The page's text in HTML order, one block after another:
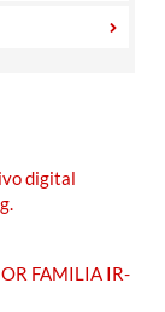
digital
FAMILIA IR-